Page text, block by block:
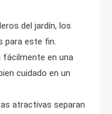
del jardín, los
para este fin.
fácilmente en una
cuidado en un
atractivas separan